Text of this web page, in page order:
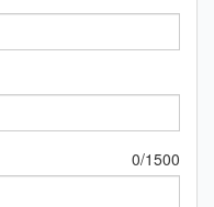
0/1500